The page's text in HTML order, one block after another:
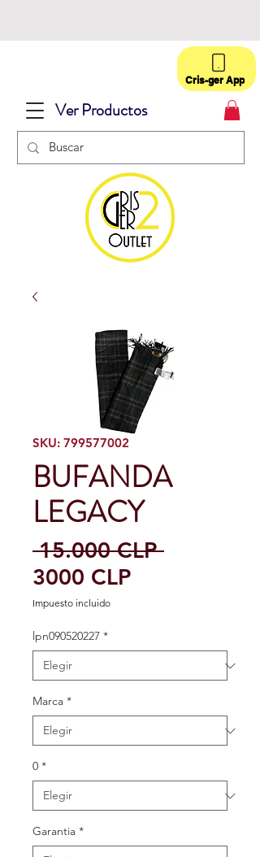
Ver Productos
Cris-ger App
SKU: 799577002
BUFANDA
LEGACY
15.000 CLP Precio
3000 CLP
Impuesto incluido
lpn090520227 *
Marca *
0 *
Garantia *